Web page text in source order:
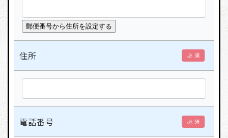
住所 必 須
電話番号 必 須